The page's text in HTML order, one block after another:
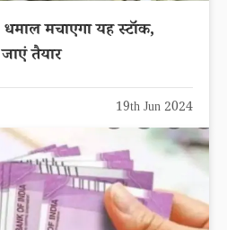
मचाएगा यह स्टॉक,
तैयार
19th Jun 2024